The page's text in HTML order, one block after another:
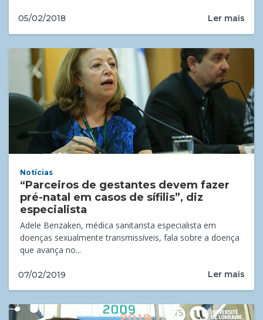
05/02/2018 Ler mais
Notícias
“Parceiros de gestantes devem fazer
pré-natal em casos de sífilis”, diz
especialista
Adele Benzaken, médica sanitarista especialista em
doenças sexualmente transmissíveis, fala sobre a doença
que avança no...
07/02/2019 Ler mais